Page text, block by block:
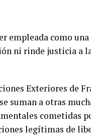
empleada como
ni rinde justicia a
Exteriores de
suman a otras
cometidas
legítimas de